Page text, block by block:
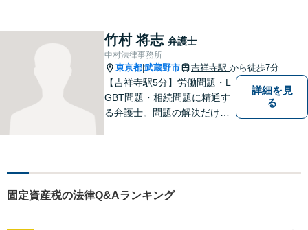
っております。
竹村 将志 弁護士
中村法律事務所
東京都 武蔵野市 吉祥寺駅 から徒歩7分
【吉祥寺駅5分】労働問題・L
GBT問題・相続問題に精通す
る弁護士。問題の解決だけで
にご相談ください！皆様に寄
り添い、納得の解決を目指し
ます。
詳細を見
る
固定資産税の法律Q&Aランキング